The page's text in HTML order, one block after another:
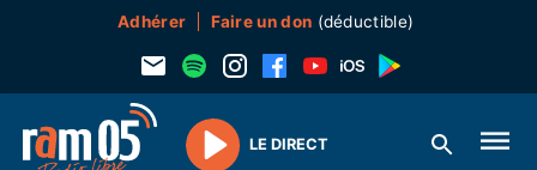
Adhérer Faire un don (déductible)
LE DIRECT